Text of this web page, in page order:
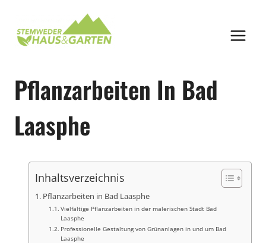
springen
Pflanzarbeiten In Bad
Laasphe
Inhaltsverzeichnis
Pflanzarbeiten in Bad Laasphe
Vielfältige Pflanzarbeiten in der malerischen Stadt Bad
Laasphe
Professionelle Gestaltung von Grünanlagen in und um Bad
Laasphe